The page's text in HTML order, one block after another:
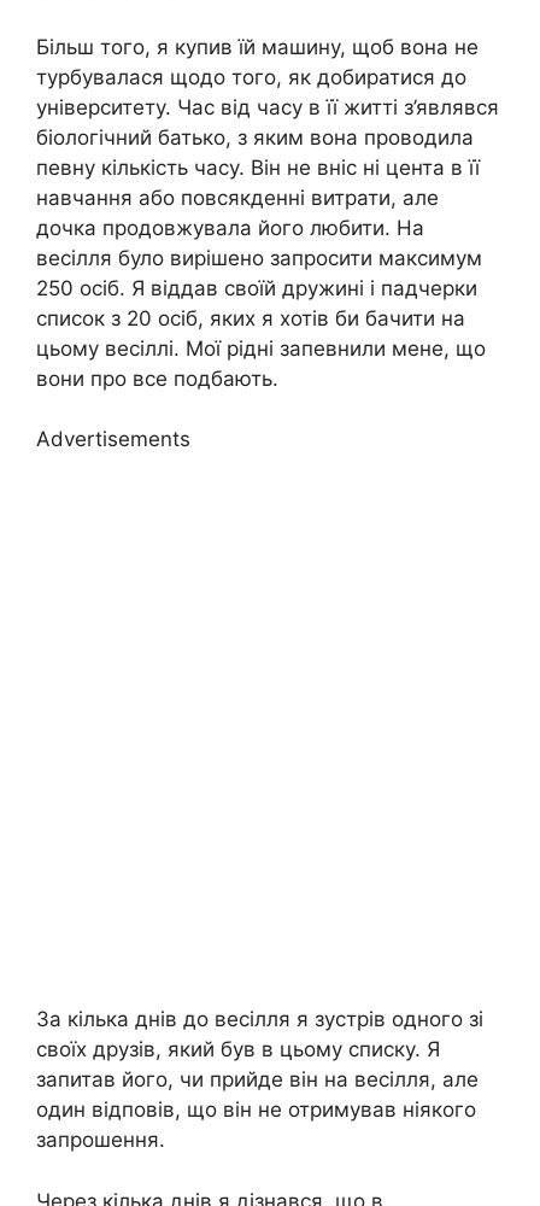
Більш того, я купив їй машину, щоб вона не
турбувалася щодо того, як добиратися до
університету. Час від часу в її житті з’являвся
біологічний батько, з яким вона проводила
певну кількість часу. Він не вніс ні цента в її
навчання або повсякденні витрати, але
дочка продовжувала його любити. На
весілля було вирішено запросити максимум
250 осіб. Я віддав своїй дружині і падчерки
список з 20 осіб, яких я хотів би бачити на
цьому весіллі. Мої рідні запевнили мене, що
вони про все подбають.
Advertisements
За кілька днів до весілля я зустрів одного зі
своїх друзів, який був в цьому списку. Я
запитав його, чи прийде він на весілля, але
один відповів, що він не отримував ніякого
запрошення.
Через кілька днів я дізнався, що в